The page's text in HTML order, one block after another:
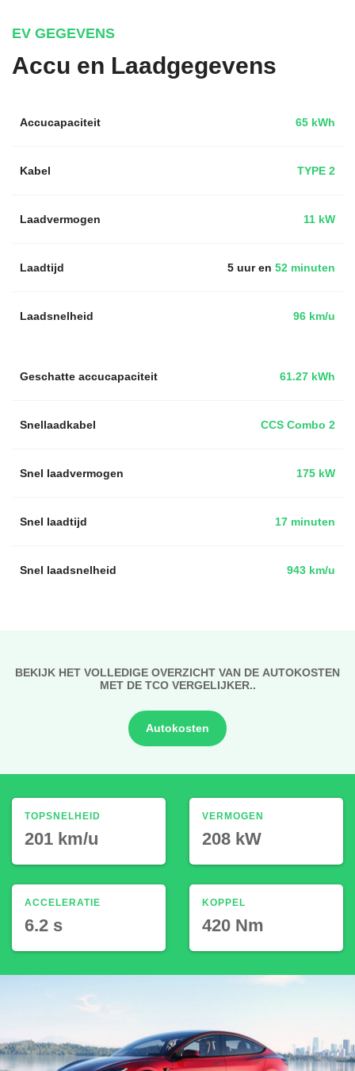
EV GEGEVENS
Accu en Laadgegevens
Accucapaciteit 65 kWh
Kabel TYPE 2
Laadvermogen 11 kW
Laadtijd 5 uur en 52 minuten
Laadsnelheid 96 km/u
61.27 kWh
Geschatte accucapaciteit
Snellaadkabel CCS Combo 2
Snel laadvermogen 175 kW
Snel laadtijd 17 minuten
Snel laadsnelheid 943 km/u
BEKIJK HET VOLLEDIGE OVERZICHT VAN DE AUTOKOSTEN
MET DE TCO VERGELIJKER..
Autokosten
TOPSNELHEID
201 km/u
ACCELERATIE
6.2 s
VERMOGEN
208 kW
KOPPEL
420 Nm